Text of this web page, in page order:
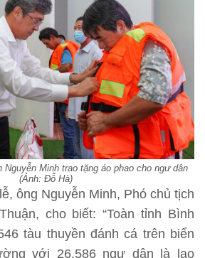
Nguyễn Minh trao tặng áo phao cho ngư dân
(Ảnh: Đỗ Hà)
ông Nguyễn Minh, Phó chủ tịch
cho biết: “Toàn tỉnh Bình
tàu thuyền đánh cá trên biển
với 26.586 ngư dân là lao